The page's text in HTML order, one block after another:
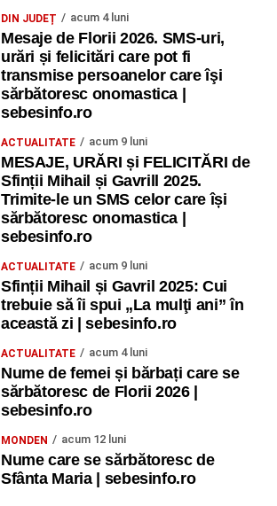
DIN JUDEȚ acum 4 luni
Mesaje de Florii 2026. SMS-uri,
urări și felicitări care pot fi
transmise persoanelor care îşi
sărbătoresc onomastica |
sebesinfo.ro
ACTUALITATE acum 9 luni
MESAJE, URĂRI și FELICITĂRI de
Sfinții Mihail și Gavrill 2025.
Trimite-le un SMS celor care își
sărbătoresc onomastica |
sebesinfo.ro
ACTUALITATE acum 9 luni
Sfinții Mihail și Gavril 2025: Cui
trebuie să îi spui „La mulţi ani” în
această zi | sebesinfo.ro
ACTUALITATE acum 4 luni
Nume de femei și bărbați care se
sărbătoresc de Florii 2026 |
sebesinfo.ro
MONDEN acum 12 luni
Nume care se sărbătoresc de
Sfânta Maria | sebesinfo.ro